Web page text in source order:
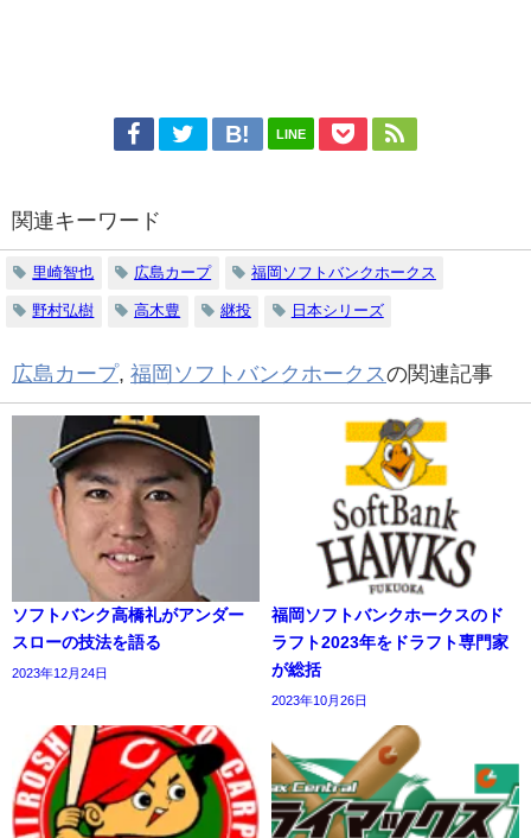
LINE
関連キーワード
里崎智也 広島カープ 福岡ソフトバンクホークス
野村弘樹 高木豊 継投 日本シリーズ
広島カープ, 福岡ソフトバンクホークスの関連記事
ソフトバンク高橋礼がアンダー
スローの技法を語る
2023年12月24日
福岡ソフトバンクホークスのド
ラフト2023年をドラフト専門家
が総括
2023年10月26日